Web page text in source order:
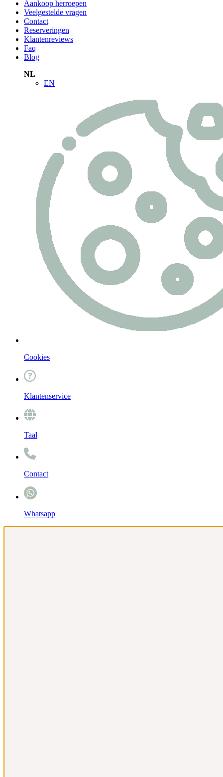
Aankoop herroepen
Veelgestelde vragen
Contact
Reserveringen
Klantenreviews
Faq
Blog
NL
EN
Cookies
Klantenservice
Taal
Contact
Whatsapp